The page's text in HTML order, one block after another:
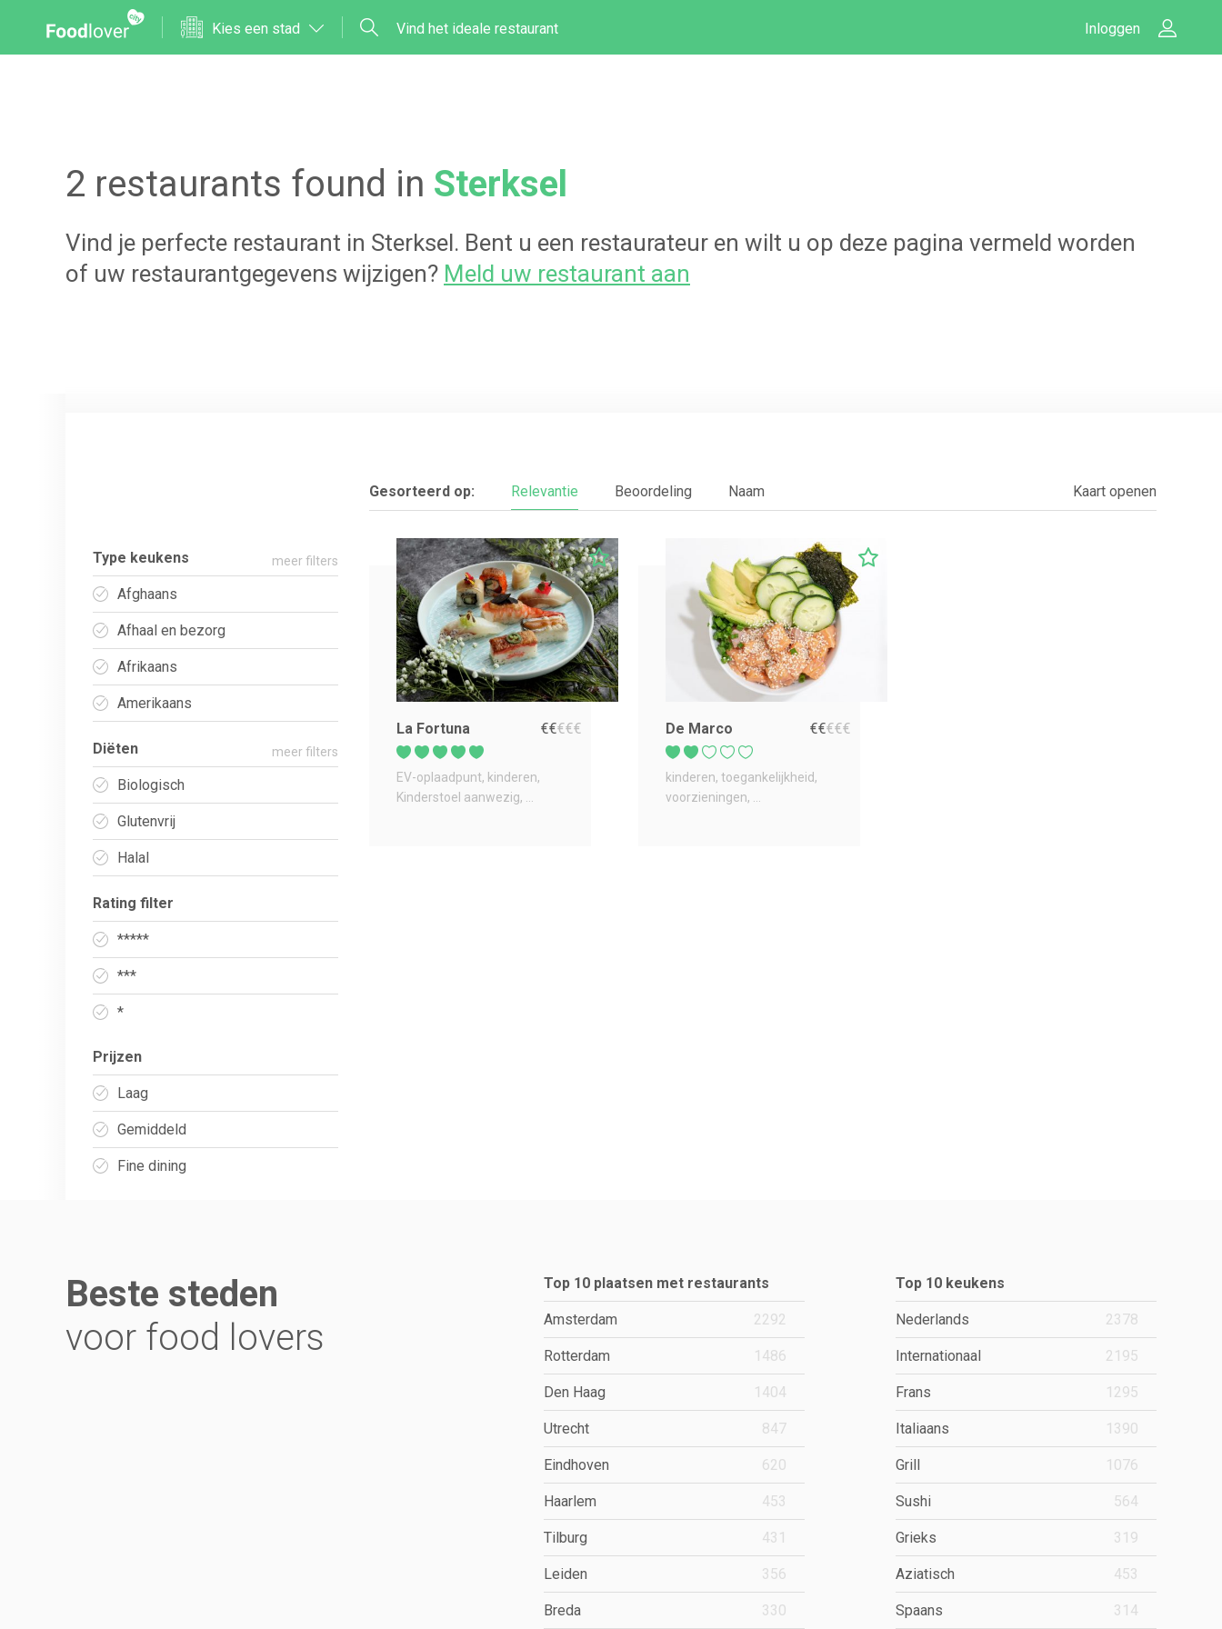
Inloggen
Kies een stad Vind het ideale restaurant
2 restaurants found in Sterksel
Vind je perfecte restaurant in Sterksel. Bent u een restaurateur en wilt u op deze pagina vermeld worden
of uw restaurantgegevens wijzigen? Meld uw restaurant aan
Type keukens meer filters
Afghaans
Afhaal en bezorg
Afrikaans
Amerikaans
Diëten meer filters
Biologisch
Glutenvrij
Halal
Rating filter
*****
***
*
Prijzen
Laag
Gemiddeld
Fine dining
Gesorteerd op: Relevantie Beoordeling Naam Kaart openen
La Fortuna €€€€€
EV-oplaadpunt kinderen
Kinderstoel aanwezig
De Marco €€€€€
kinderen toegankelijkheid
voorzieningen
Beste steden
voor food lovers
Top 10 plaatsen met restaurants
Amsterdam 2292
Rotterdam 1486
Den Haag 1404
Utrecht 847
Eindhoven 620
Haarlem 453
Tilburg 431
Leiden 356
Breda 330
Top 10 keukens
Nederlands 2378
Internationaal 2195
Frans 1295
Italiaans 1390
Grill 1076
Sushi 564
Grieks 319
Aziatisch 453
Spaans 314